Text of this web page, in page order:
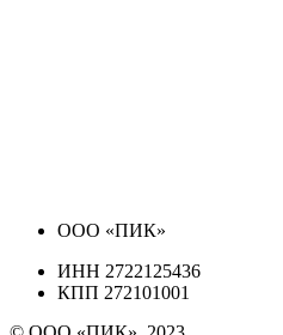
ООО «ПИК»
ИНН 2722125436
КПП 272101001